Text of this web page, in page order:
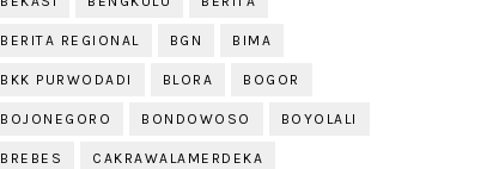
BERITA REGIONAL BGN BIMA
BKK PURWODADI BLORA BOGOR
BOJONEGORO BONDOWOSO BOYOLALI
BREBES CAKRAWALAMERDEKA